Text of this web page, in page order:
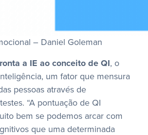
– Daniel Goleman
a IE ao conceito de QI, o
um fator que mensura
pessoas através de
“A pontuação de QI
bem se podemos arcar com
que uma determinada